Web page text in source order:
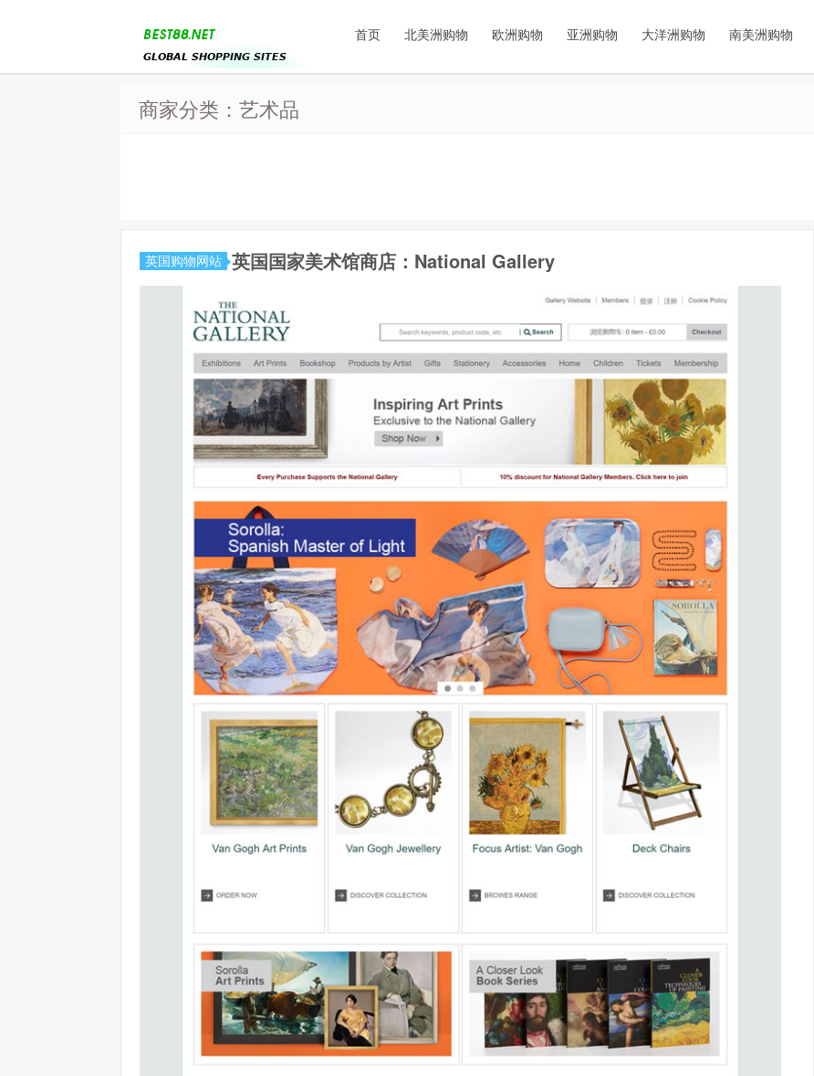
首页 北美洲购物 欧洲购物 亚洲购物 大洋洲购物 南美洲购物
商家分类：艺术品
英国购物网站 英国国家美术馆商店：National Gallery